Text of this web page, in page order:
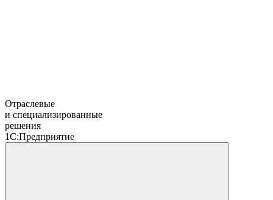
Отраслевые
и специализированные
решения
1С:Предприятие